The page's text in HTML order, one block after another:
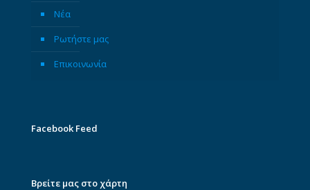
Νέα
Ρωτήστε μας
Επικοινωνία
Facebook Feed
Βρείτε μας στο χάρτη